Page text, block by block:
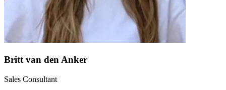
Britt van den Anker
Sales Consultant